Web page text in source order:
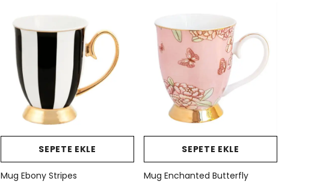
SEPETE EKLE
Mug Ebony Stripes
SEPETE EKLE
Mug Enchanted Butterfly